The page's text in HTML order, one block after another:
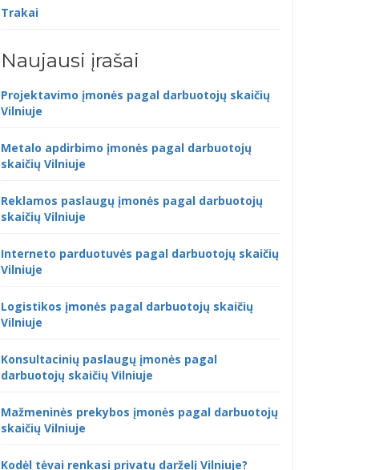
Trakai
Naujausi įrašai
Projektavimo įmonės pagal darbuotojų skaičių
Vilniuje
Metalo apdirbimo įmonės pagal darbuotojų
skaičių Vilniuje
Reklamos paslaugų įmonės pagal darbuotojų
skaičių Vilniuje
Interneto parduotuvės pagal darbuotojų skaičių
Vilniuje
Logistikos įmonės pagal darbuotojų skaičių
Vilniuje
Konsultacinių paslaugų įmonės pagal
darbuotojų skaičių Vilniuje
Mažmeninės prekybos įmonės pagal darbuotojų
skaičių Vilniuje
Kodėl tėvai renkasi privatų darželį Vilniuje?